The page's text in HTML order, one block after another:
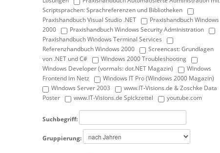
Scriptsprachen: Sprachreferenzen und Bibliotheken
Praxishandbuch Visual Studio .NET
Praxishandbuch Windows
2000
Praxishandbuch Windows Security Administration
Praxishandbuch Windows Terminal Services
Referenzhandbuch Windows 2000
Screencast: Grundlagen
von .NET und C#
Windows 2000 Troubleshooting
Windows Developer (vormals: dot.NET Magazin)
Windows
Frontend im Netz
Windows IT Pro (Windows 2000 Magazin)
Windows Server 2003
www.IT-Visions.de & Zoschke Data
Poster
www.IT-Visions.de Spickzettel youtube.com
Suchbegriff:
Gruppierung: